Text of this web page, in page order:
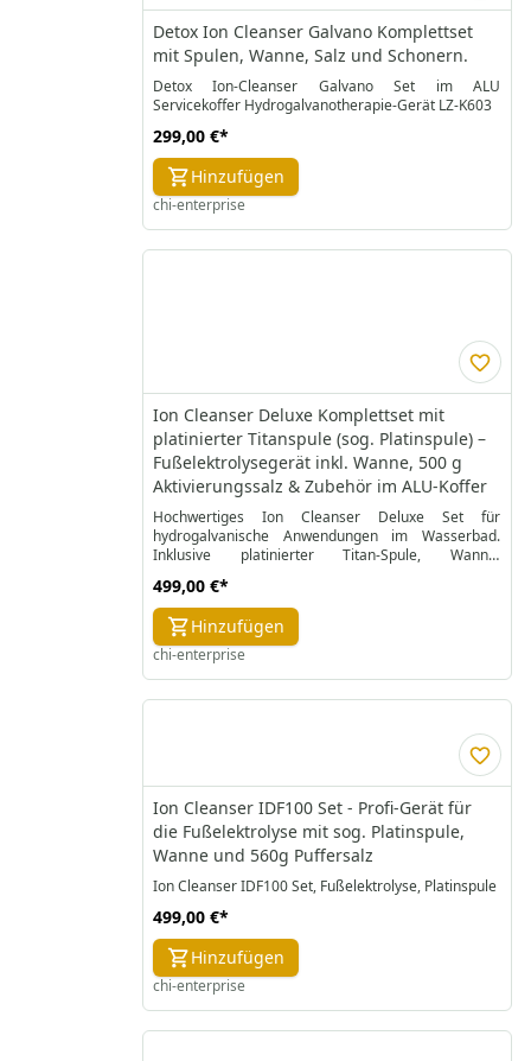
Detox Ion Cleanser Galvano Komplettset
mit Spulen, Wanne, Salz und Schonern.
Detox Ion-Cleanser Galvano Set im ALU
Servicekoffer Hydrogalvanotherapie-Gerät LZ-K603
299,00 €*
Hinzufügen
chi-enterprise
Ion Cleanser Deluxe Komplettset mit
platinierter Titanspule (sog. Platinspule) –
Fußelektrolysegerät inkl. Wanne, 500 g
Aktivierungssalz & Zubehör im ALU-Koffer
Hochwertiges Ion Cleanser Deluxe Set für
hydrogalvanische Anwendungen im Wasserbad.
Inklusive platinierter Titan-Spule, Wanne,
komfortabel verpackt im ALU-Koffer.
499,00 €*
Hinzufügen
chi-enterprise
Ion Cleanser IDF100 Set - Profi-Gerät für
die Fußelektrolyse mit sog. Platinspule,
Wanne und 560g Puffersalz
Ion Cleanser IDF100 Set, Fußelektrolyse, Platinspule
499,00 €*
Hinzufügen
chi-enterprise